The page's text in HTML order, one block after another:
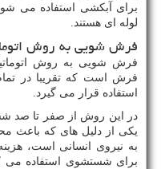
لوله ای هستند.
فرش شویی به روش
فرش شویی به روش
فرش است که تقریبا در
استفاده قرار می گیرد.
در این روش از صفر تا صد
یکی از دلیل های که باعث
به نیروی انسانی است،
برای شستشوی استفاده می